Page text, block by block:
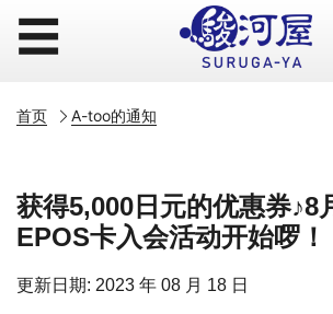
☰
首页 A-too的通知
获得5,000日元的优惠券♪8
EPOS卡入会活动开始啰！
更新日期: 2023 年 08 月 18 日